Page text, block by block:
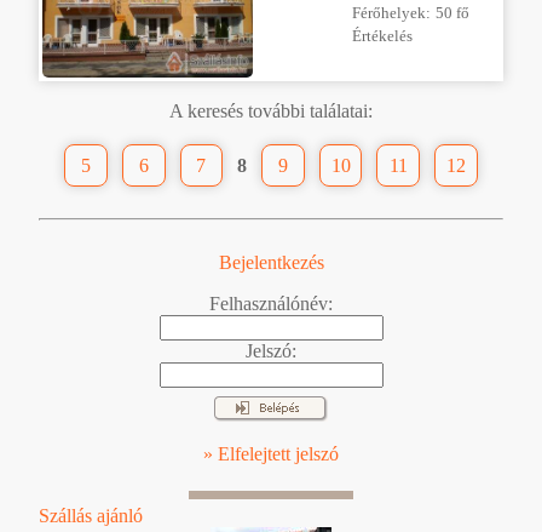
Férőhelyek: 50 fő
Értékelés
A keresés további találatai:
5 6 7 8 9 10 11 12
Bejelentkezés
Felhasználónév:
Jelszó:
» Elfelejtett jelszó
Szállás ajánló